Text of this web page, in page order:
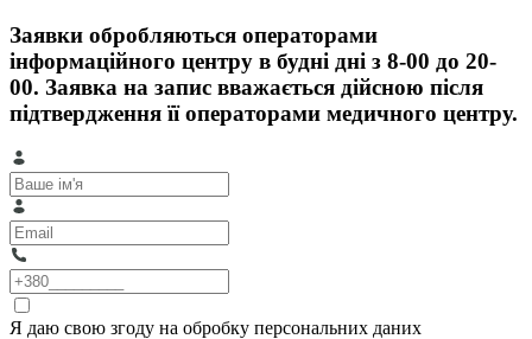
Заявки обробляються операторами
інформаційного центру в будні дні з 8-00 до 20-
00. Заявка на запис вважається дійсною після
підтвердження її операторами медичного центру.
Я даю свою згоду на обробку персональних даних